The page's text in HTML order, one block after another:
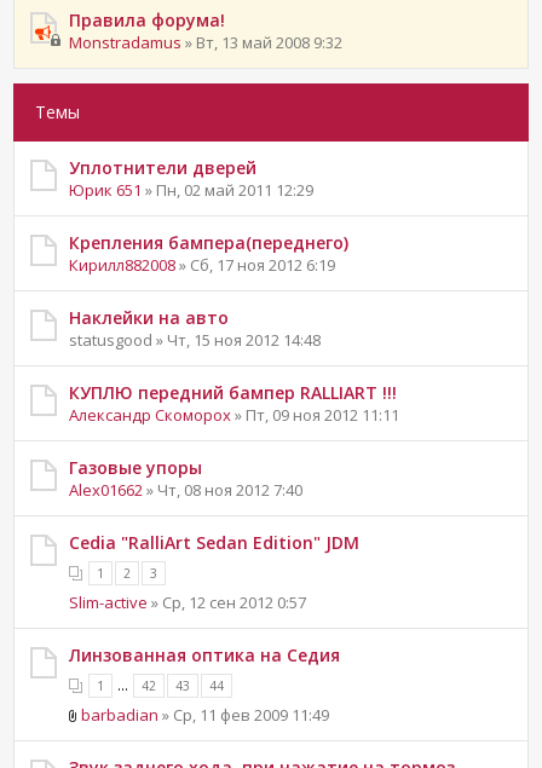
Правила форума!
Monstradamus » Вт, 13 май 2008 9:32
Темы
Уплотнители дверей
Юрик 651 » Пн, 02 май 2011 12:29
Крепления бампера(переднего)
Кирилл882008» Сб, 17 ноя 2012 6:19
Наклейки на авто
statusgood » Чт, 15 ноя 2012 14:48
КУПЛЮ передний бампер RALLIART !!!
Александр Скоморох» Пт, 09 ноя 2012 11:11
Газовые упоры
Alex01662 » Чт, 08 ноя 2012 7:40
Cedia "RalliArt Sedan Edition" JDM
1 2 3
Slim-active » Ср, 12 сен 2012 0:57
Линзованная оптика на Седия
1 ... 42 43 44
barbadian » Ср, 11 фев 2009 11:49